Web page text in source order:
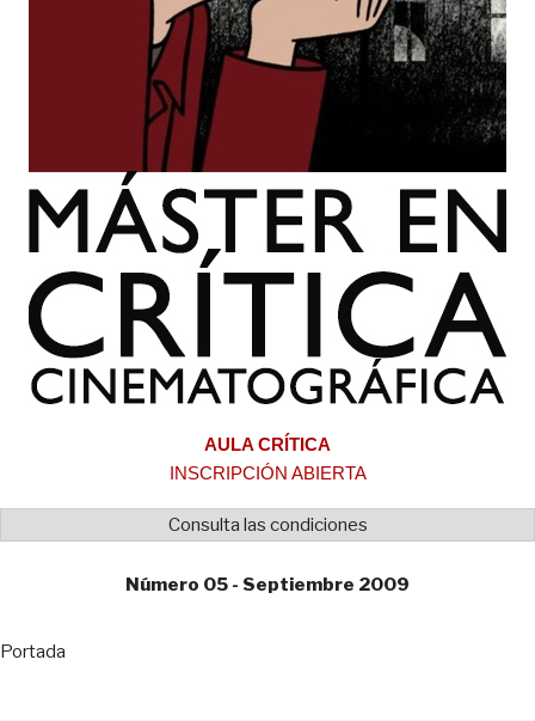
AULA CRÍTICA
INSCRIPCIÓN ABIERTA
Consulta las condiciones
Número 05 - Septiembre 2009
Portada